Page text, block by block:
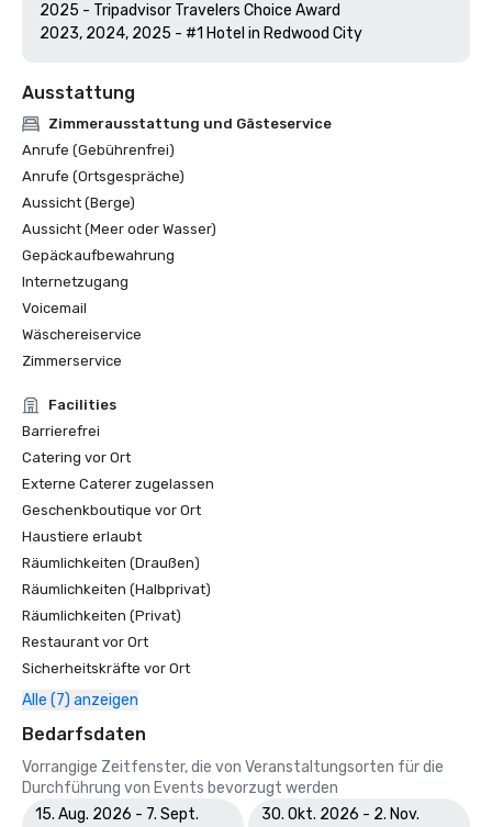
2025 - Tripadvisor Travelers Choice Award
2023, 2024, 2025 - #1 Hotel in Redwood City
Ausstattung
Zimmerausstattung und Gästeservice
Anrufe (Gebührenfrei)
Anrufe (Ortsgespräche)
Aussicht (Berge)
Aussicht (Meer oder Wasser)
Gepäckaufbewahrung
Internetzugang
Voicemail
Wäschereiservice
Zimmerservice
Facilities
Barrierefrei
Catering vor Ort
Externe Caterer zugelassen
Geschenkboutique vor Ort
Haustiere erlaubt
Räumlichkeiten (Draußen)
Räumlichkeiten (Halbprivat)
Räumlichkeiten (Privat)
Restaurant vor Ort
Sicherheitskräfte vor Ort
Alle (7) anzeigen
Bedarfsdaten
Vorrangige Zeitfenster, die von Veranstaltungsorten für die
Durchführung von Events bevorzugt werden
15. Aug. 2026 - 7. Sept.
30. Okt. 2026 - 2. Nov.